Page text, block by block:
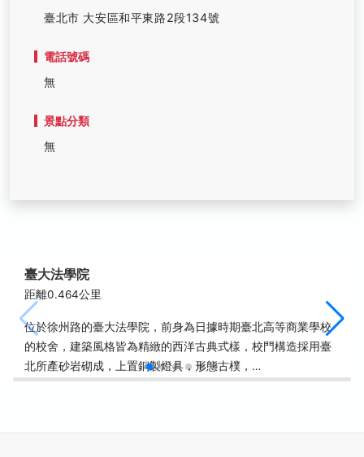
臺北市 大安區和平東路2段134號
電話號碼
無
景點分類
無
臺大法學院
距離0.464公里
位於徐州路的臺大法學院，前身為日據時期臺北高等商業學校
的校舍，建築風格皆為精緻的西洋古典式樣，校門構造採用臺
北所產砂岩砌成，上置銅製燈具，形態古樸，…